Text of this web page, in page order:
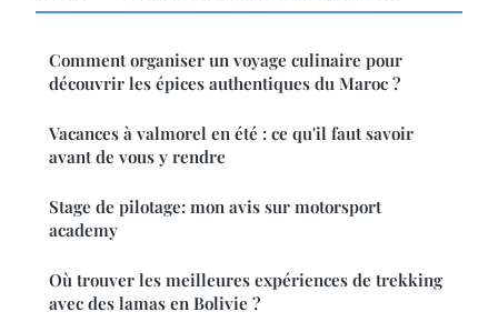
Comment organiser un voyage culinaire pour
découvrir les épices authentiques du Maroc ?
Vacances à valmorel en été : ce qu'il faut savoir
avant de vous y rendre
Stage de pilotage: mon avis sur motorsport
academy
Où trouver les meilleures expériences de trekking
avec des lamas en Bolivie ?